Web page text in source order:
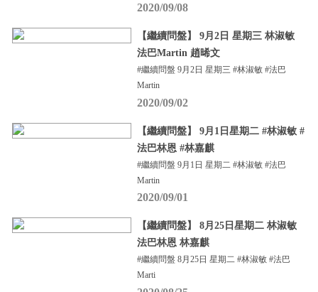
2020/09/08
【繼續問盤】 9月2日 星期三 林淑敏
法巴Martin 趙晞文
#繼續問盤 9月2日 星期三 #林淑敏 #法巴
Martin
2020/09/02
【繼續問盤】 9月1日星期二 #林淑敏 #
法巴林恩 #林嘉麒
#繼續問盤 9月1日 星期二 #林淑敏 #法巴
Martin
2020/09/01
【繼續問盤】 8月25日星期二 林淑敏
法巴林恩 林嘉麒
#繼續問盤 8月25日 星期二 #林淑敏 #法巴
Marti